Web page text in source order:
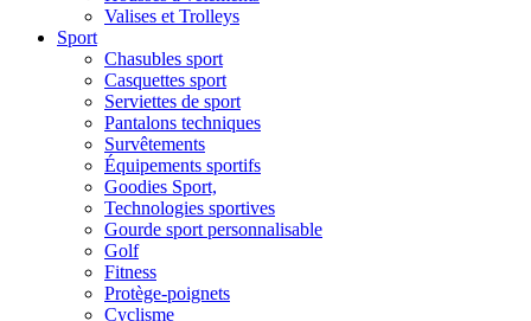
Valises et Trolleys
Sport
Chasubles sport
Casquettes sport
Serviettes de sport
Pantalons techniques
Survêtements
Équipements sportifs
Goodies Sport,
Technologies sportives
Gourde sport personnalisable
Golf
Fitness
Protège-poignets
Cyclisme